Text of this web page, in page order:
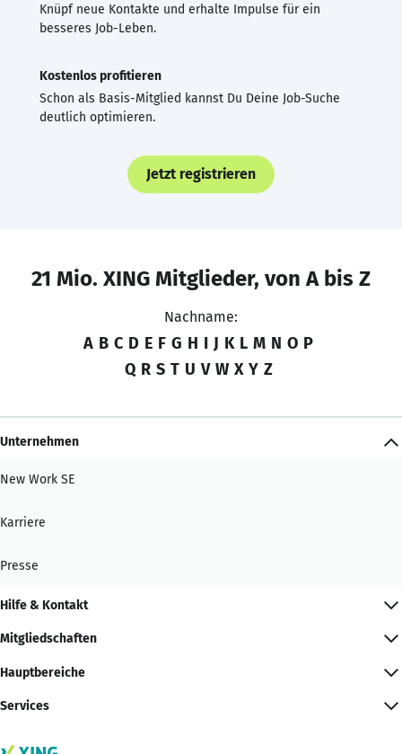
Knüpf neue Kontakte und erhalte Impulse für ein
besseres Job-Leben.
Kostenlos profitieren
Schon als Basis-Mitglied kannst Du Deine Job-Suche
deutlich optimieren.
Jetzt registrieren
21 Mio. XING Mitglieder, von A bis Z
Nachname:
A B C D E F G H I J K L M N O P
Q R S T U V W X Y Z
Unternehmen
New Work SE
Karriere
Presse
Hilfe & Kontakt
Mitgliedschaften
Hauptbereiche
Services